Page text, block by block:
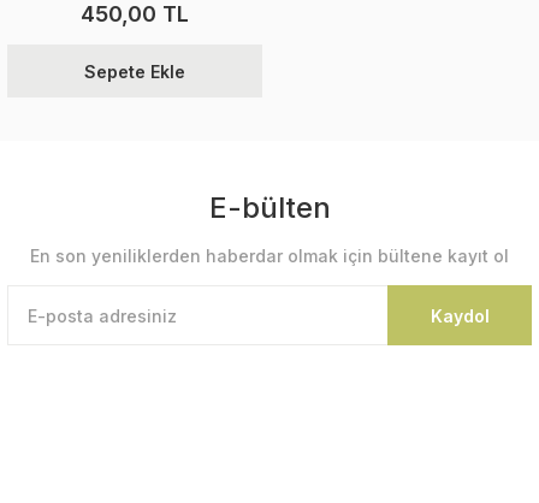
450,00 TL
Sepete Ekle
E-bülten
En son yeniliklerden haberdar olmak için bültene kayıt ol
Kaydol